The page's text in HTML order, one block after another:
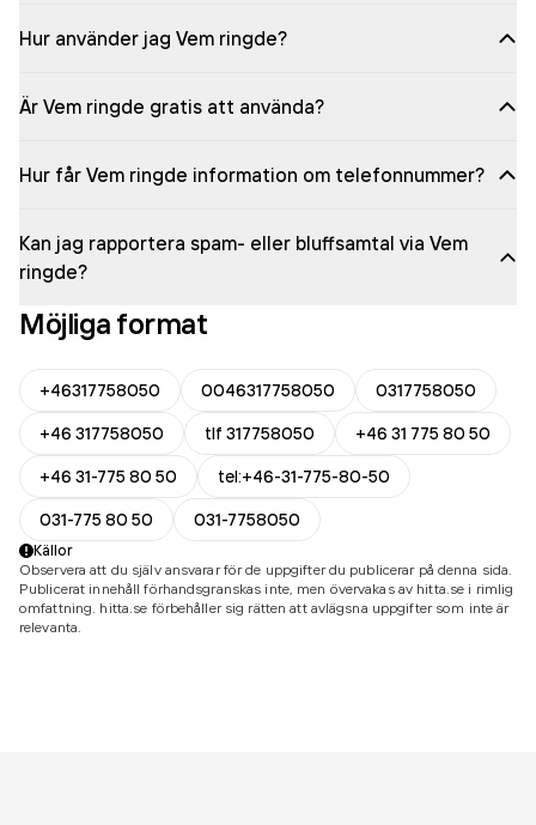
Hur använder jag Vem ringde?
Är Vem ringde gratis att använda?
Hur får Vem ringde information om telefonnummer?
Kan jag rapportera spam- eller bluffsamtal via Vem
ringde?
Möjliga format
+46317758050 0046317758050
0317758050
+46 317758050
tlf 317758050
+46 31 775 80 50
+46 31-775 80 50
tel:+46-31-775-80-50
031-775 80 50
031-7758050
Källor
Observera att du själv ansvarar för de uppgifter du publicerar på denna sida.
Publicerat innehåll förhandsgranskas inte, men övervakas av hitta.se i rimlig
omfattning. hitta.se förbehåller sig rätten att avlägsna uppgifter som inte är
relevanta.